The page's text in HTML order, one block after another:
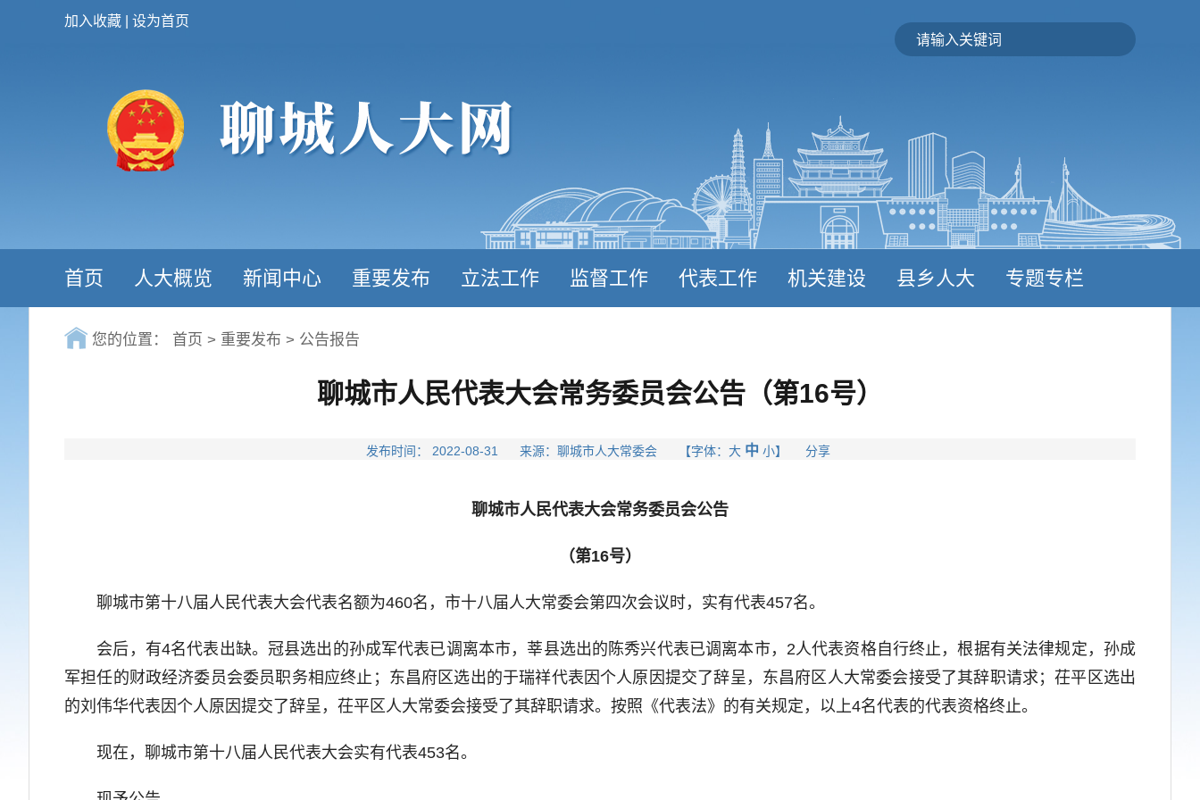
加入收藏 设为首页
首页 人大概览 新闻中心 重要发布 立法工作 监督工作 代表工作 机关建设 县乡人大 专题专栏
您的位置： 首页 > 重要发布 > 公告报告
聊城市人民代表大会常务委员会公告（第16号）
发布时间： 2022-08-31 来源：聊城市人大常委会 【字体： 大 中 小】 分享
聊城市人民代表大会常务委员会公告
（第16号）
聊城市第十八届人民代表大会代表名额为460名，市十八届人大常委会第四次会议时，实有代表457名。
会后，有4名代表出缺。冠县选出的孙成军代表已调离本市，莘县选出的陈秀兴代表已调离本市，2人代表资格自行终止，根据有关法律规定，孙成
军担任的财政经济委员会委员职务相应终止；东昌府区选出的于瑞祥代表因个人原因提交了辞呈，东昌府区人大常委会接受了其辞职请求；茌平区选出
的刘伟华代表因个人原因提交了辞呈，茌平区人大常委会接受了其辞职请求。按照《代表法》的有关规定，以上4名代表的代表资格终止。
现在，聊城市第十八届人民代表大会实有代表453名。